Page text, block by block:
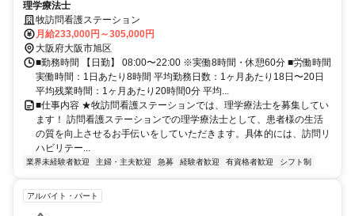
理学療法士
牧訪問看護ステーション
月給233,000円～305,000円
大阪府大阪市旭区
■勤務時間 【日勤】 08:00〜22:00 ※実働8時間・休憩60分 ■労働時間
実働時間：1日あたり8時間 平均勤務日数：1ヶ月あたり18日〜20日
平均残業時間：1ヶ月あたり20時間0分 平均...
■仕事内容 ★牧訪問看護ステーションでは、理学療法士を募集してい
ます！ 訪問看護ステーションでの理学療法士として、患者様の生活
の質を向上させるお手伝いをしていただきます。具体的には、訪問リ
ハビリテー...
業界未経験者歓迎 主婦・主夫歓迎 急募 経験者歓迎 有資格者歓迎 シフト制
アルバイト・パート